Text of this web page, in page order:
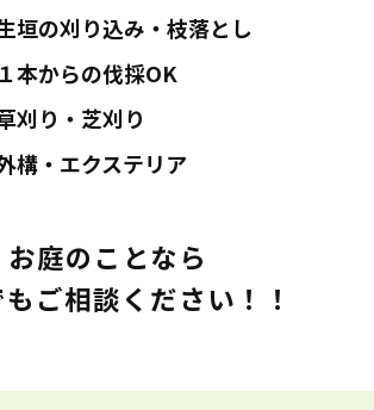
垣の刈り込み・枝落とし
１本からの伐採OK
刈り・芝刈り
構・エクステリア
お庭のことなら
ご相談ください！！